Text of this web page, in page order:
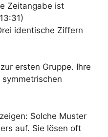
Zeitangabe ist
identische Ziffern
ersten Gruppe. Ihre
Solche Muster
auf. Sie lösen oft